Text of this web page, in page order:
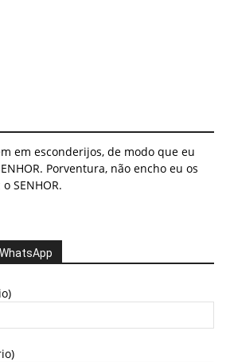
em esconderijos, de modo que eu
Porventura, não encho eu os
SENHOR.